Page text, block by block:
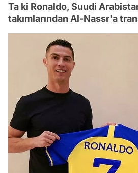
Ta ki Ronaldo, Suudi
takımlarından Al-Nassr'a